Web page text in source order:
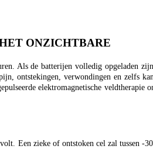
ONZICHTBARE
Als de batterijen volledig opgeladen
ontstekingen, verwondingen en zelfs
elektromagnetische
Een zieke of ontstoken cel zal tussen